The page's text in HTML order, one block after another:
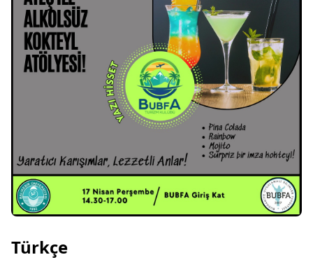
Türkçe